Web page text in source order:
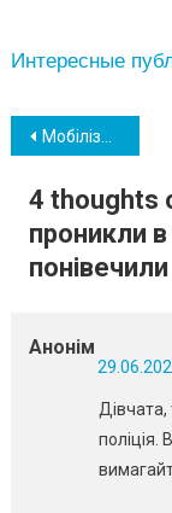
Интересные
Навігація
записів
Мобілізація: Рада скасувала право на відстрочку тим, хто має родичів з інвалідністю
4 thoughts
проникли
Анонім
поліція.